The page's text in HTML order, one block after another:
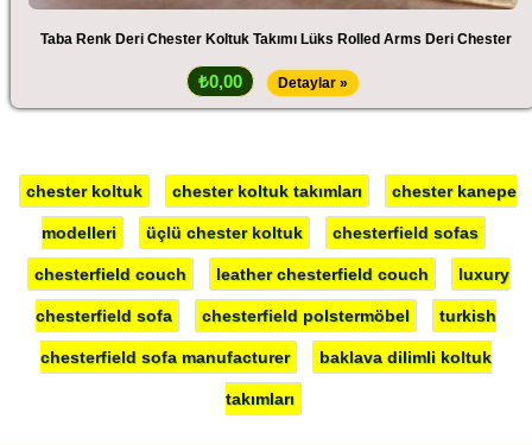
Taba Renk Deri Chester Koltuk Takımı Lüks Rolled Arms Deri Chester
₺0,00 Detaylar »
chester koltuk chester koltuk takımları chester kanepe
modelleri üçlü chester koltuk chesterfield sofas
chesterfield couch leather chesterfield couch luxury
chesterfield sofa chesterfield polstermöbel turkish
chesterfield sofa manufacturer baklava dilimli koltuk
takımları